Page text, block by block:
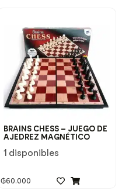
BRAINS CHESS – JUEGO DE
AJEDREZ MAGNÉTICO
1 disponibles
₲60.000